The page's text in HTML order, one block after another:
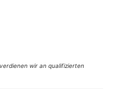
wir an qualifizierten